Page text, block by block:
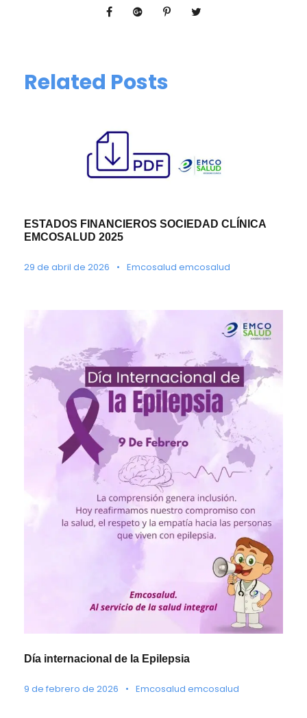
Related Posts
ESTADOS FINANCIEROS SOCIEDAD CLÍNICA
EMCOSALUD 2025
29 de abril de 2026 • Emcosalud emcosalud
Día internacional de la Epilepsia
9 de febrero de 2026 • Emcosalud emcosalud